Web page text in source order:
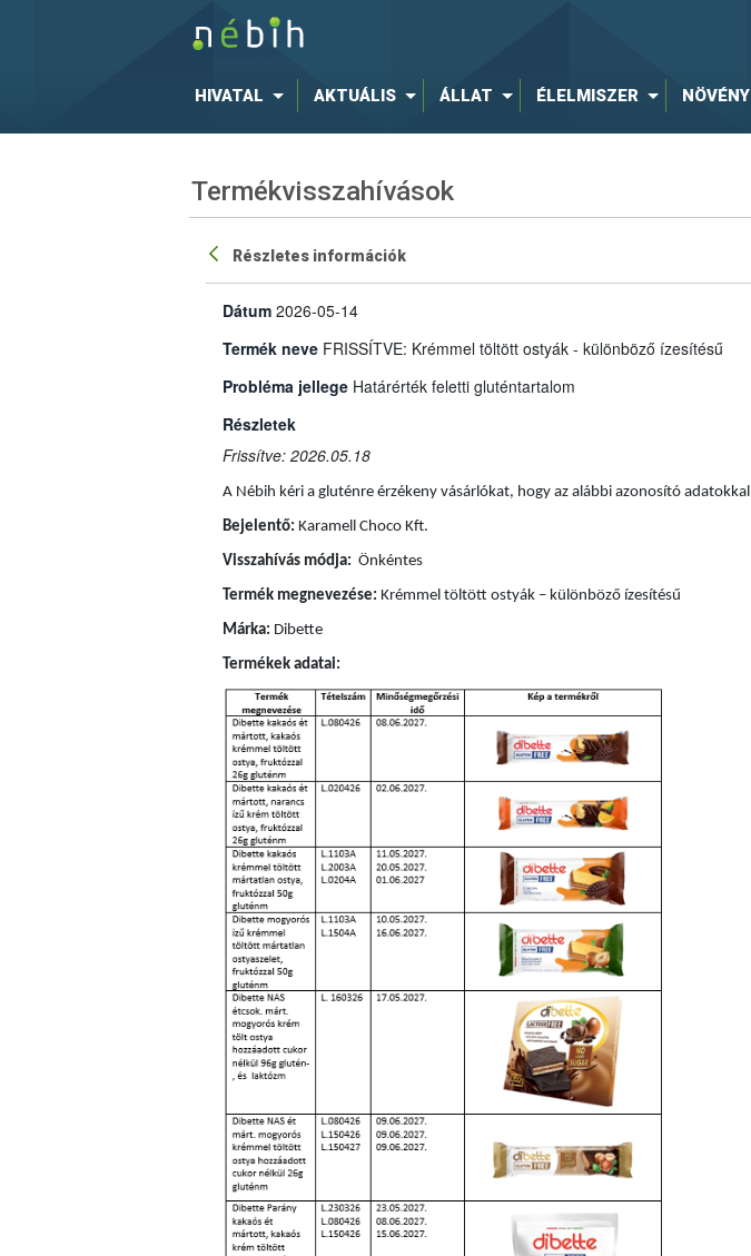
HIVATAL AKTUÁLIS ÁLLAT ÉLELMISZER NÖVÉNY
Termékvisszahívások
Részletes információk
Dátum 2026-05-14
Termék neve FRISSÍTVE: Krémmel töltött ostyák - különböző ízesítésű
Probléma jellege Határérték feletti gluténtartalom
Részletek
Frissítve: 2026.05.18
Bejelentő: Karamell Choco Kft.
Visszahívás módja: Önkéntes
Termék megnevezése: Krémmel töltött ostyák – különböző ízesítésű
Márka: Dibette
Termékek adatai: